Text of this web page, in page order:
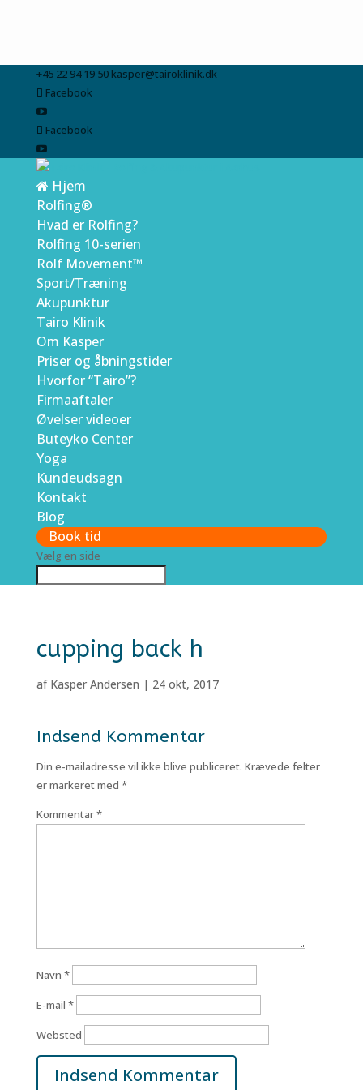
+45 22 94 19 50 kasper@tairoklinik.dk
Facebook
Facebook
Hjem
Rolfing®
Hvad er Rolfing?
Rolfing 10-serien
Rolf Movement™
Sport/Træning
Akupunktur
Tairo Klinik
Om Kasper
Priser og åbningstider
Hvorfor “Tairo”?
Firmaaftaler
Øvelser videoer
Buteyko Center
Yoga
Kundeudsagn
Kontakt
Blog
Book tid
Vælg en side
cupping back h
af Kasper Andersen | 24 okt, 2017
Indsend Kommentar
Din e-mailadresse vil ikke blive publiceret. Krævede felter
er markeret med *
Kommentar*
Navn *
E-mail *
Websted